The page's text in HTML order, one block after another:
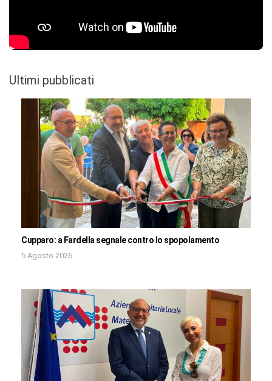
Ultimi pubblicati
Cupparo: a Fardella segnale contro lo spopolamento
5 Agosto 2026